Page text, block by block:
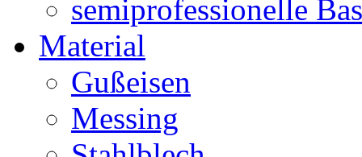
semiprofessionelle
Material
Gußeisen
Messing